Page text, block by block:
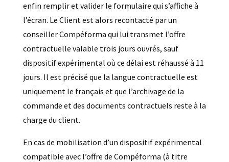
enfin remplir et valider le formulaire qui s’affiche à
l’écran. Le Client est alors recontacté par un
conseiller Compéforma qui lui transmet l’offre
contractuelle valable trois jours ouvrés, sauf
dispositif expérimental où ce délai est réhaussé à 11
jours. Il est précisé que la langue contractuelle est
uniquement le français et que l’archivage de la
commande et des documents contractuels reste à la
charge du client.
En cas de mobilisation d’un dispositif expérimental
compatible avec l’offre de Compéforma (à titre